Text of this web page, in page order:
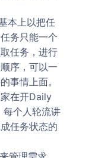
本上以把任
务只能一个
任务，进行
序，可以一
事情上面。
在开Daily
每个人轮流讲
任务状态的